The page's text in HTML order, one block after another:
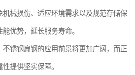
械损伤、适应环境需求以及规范存储保
优势，延长服务寿命。
不锈钢扁钢的应用前景将更加广阔，而正
提供坚实保障。